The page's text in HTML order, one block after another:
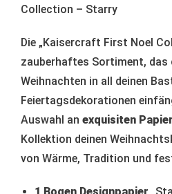
Collection – Starry
Die „Kaisercraft First Noel
zauberhaftes Sortiment, das
Weihnachten in all deinen
Feiertagsdekorationen
Auswahl an exquisiten
Kollektion deinen
von Wärme, Tradition und